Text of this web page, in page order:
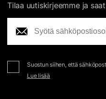
Tilaa uutiskirjeemme ja
Suostun siihen, että
Lue lisää